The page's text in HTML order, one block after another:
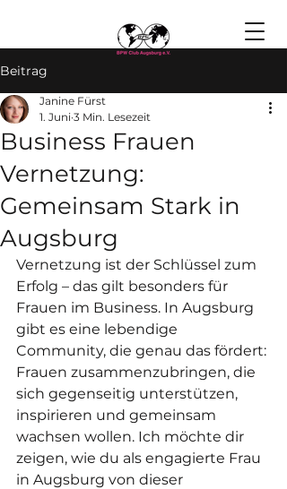
Beitrag
Business Frauen
Vernetzung:
Gemeinsam Stark in
Augsburg
Janine Fürst
1. Juni 3 Min. Lesezeit
Vernetzung ist der Schlüssel zum
Erfolg – das gilt besonders für
Frauen im Business. In Augsburg
gibt es eine lebendige
Community, die genau das fördert:
Frauen zusammenzubringen, die
sich gegenseitig unterstützen,
inspirieren und gemeinsam
wachsen wollen. Ich möchte dir
zeigen, wie du als engagierte Frau
in Augsburg von dieser